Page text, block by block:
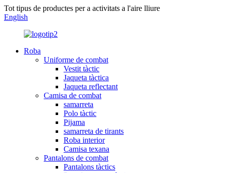
Tot tipus de productes per a activitats a l'aire lliure
English
Roba
Uniforme de combat
Vestit tàctic
Jaqueta tàctica
Jaqueta reflectant
Camisa de combat
samarreta
Polo tàctic
Pijama
samarreta de tirants
Roba interior
Camisa texana
Pantalons de combat
Pantalons tàctics